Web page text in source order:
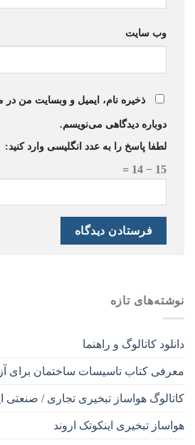
وب‌ سایت
ذخیره نام، ایمیل و وبسایت من در
دوباره دیدگاهی می‌نویسم.
لطفا پاسخ را به عدد انگلیسی وارد کنید:
15 − 14 =
نوشته‌های تازه
دانلود کاتالوگ و راهنما
معرفی کتاب تاسیسات ساختمان برای
کاتالوگ هواساز تبخیری تجاری / صنعتی
هواساز تبخیری اینکوتک اروند